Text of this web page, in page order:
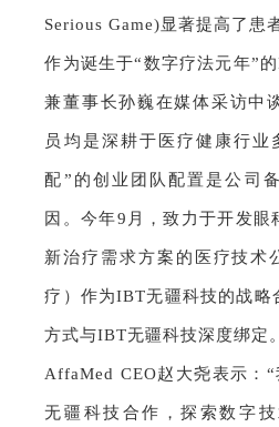
Serious Game)显著提高了患
作为诞生于“数字疗法元年”
兼董事长孙巍在媒体采访中
员均是深耕于医疗健康行业
配”的创业团队配置是公司
因。今年9月，致力于开发眼
新治疗需求方案的医疗技术
疗）作为IBT无疆科技的战略
方式与IBT无疆科技深度绑定。
AffaMed CEO赵大尧表示：“
无疆科技合作，探索数字